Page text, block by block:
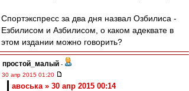
Спортэкспресс за два дня назвал Озбилиса -
Езбилисом и Азбилисом, о каком адеквате в
этом издании можно говорить?
простой_малый -
30 апр 2015 01:20
авоська » 30 апр 2015 00:14